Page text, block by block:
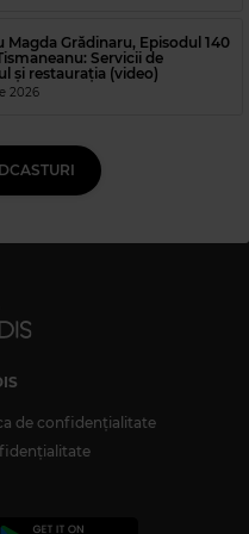
Magda Grădinaru, Episodul 140
Servicii de
și restaurația (video)
2026
de confidențialitate